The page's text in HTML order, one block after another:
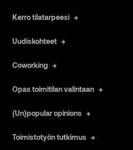
Kerro tilatarpeesi
Uudiskohteet
Coworking
Opas toimitilan valintaan
(Un)popular opinions
Toimistotyön tutkimus